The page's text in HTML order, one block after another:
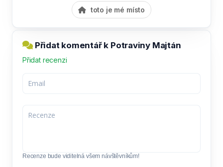
toto je mé místo
Přidat komentář k Potraviny Majtán
Přidat recenzi
Recenze bude viditelná všem návštěvníkům!